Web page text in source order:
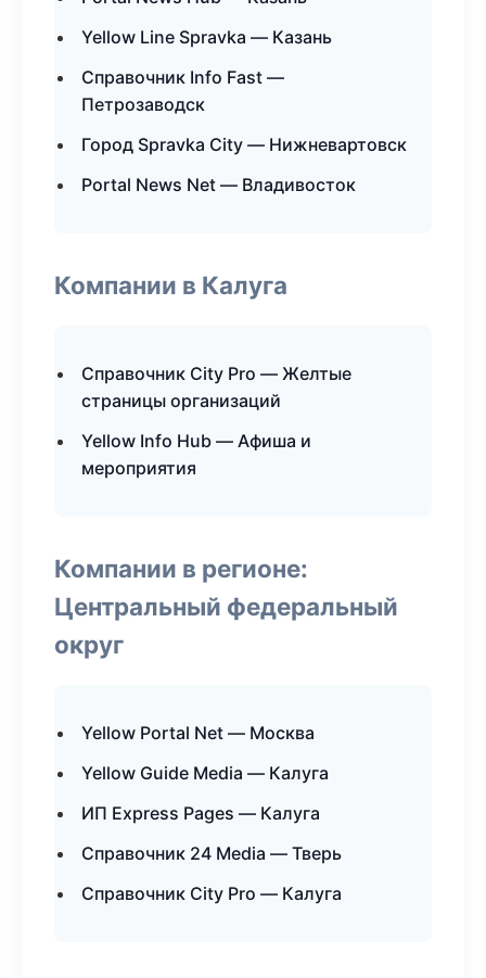
Yellow Line Spravka — Казань
Справочник Info Fast —
Петрозаводск
Город Spravka City — Нижневартовск
Portal News Net — Владивосток
Компании в Калуга
Справочник City Pro — Желтые
страницы организаций
Yellow Info Hub — Афиша и
мероприятия
Компании в регионе:
Центральный федеральный
округ
Yellow Portal Net — Москва
Yellow Guide Media — Калуга
ИП Express Pages — Калуга
Справочник 24 Media — Тверь
Справочник City Pro — Калуга